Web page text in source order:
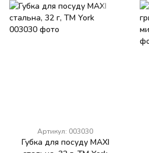
Артикул: 003030
Губка для посуду МАХІ